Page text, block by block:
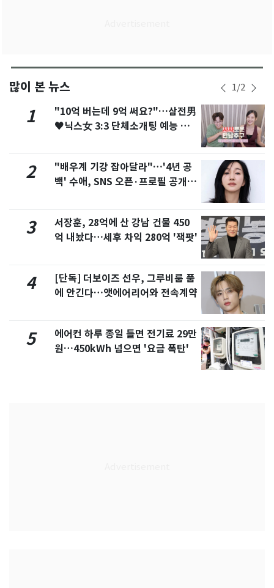
많이 본 뉴스 1/2
1
"10억 버는데 9억 써요?"…삼전男
♥닉스女 3:3 단체소개팅 예능 화
2
"배우계 기강 잡아달라"…'4년 공
백' 수애, SNS 오픈·프로필 공개
3
서장훈, 28억에 산 강남 건물 450
억 내놨다…세후 차익 280억 '잭팟'
4
[단독] 더보이즈 선우, 그루비룸 품
에 안긴다…앳에어리어와 전속계약
5
에어컨 하루 종일 틀면 전기료 29만
원…450kWh 넘으면 '요금 폭탄'